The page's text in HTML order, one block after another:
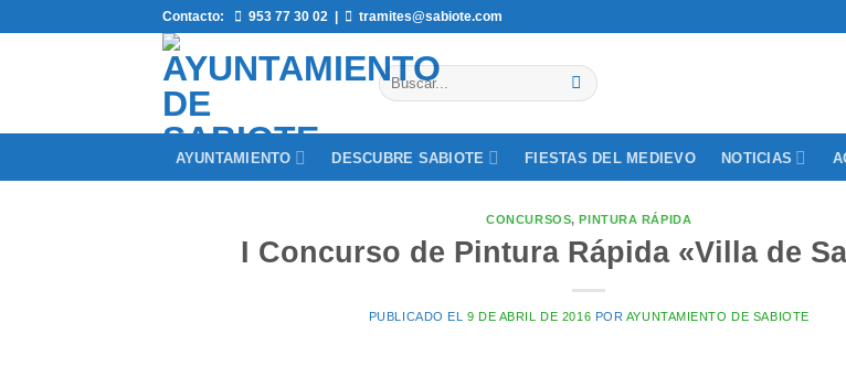
Contacto: 953 77 30 02 | tramites@sabiote.com
AYUNTAMIENTO DESCUBRE SABIOTE FIESTAS DEL MEDIEVO NOTICIAS
CONCURSOS,PINTURA RÁPIDA
I Concurso de Pintura Rápida «Villa de
PUBLICADO EL 9 DE ABRIL DE 2016 POR AYUNTAMIENTO DE SABIOTE